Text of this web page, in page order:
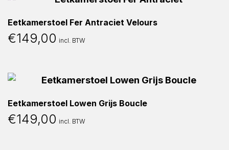
Eetkamerstoel Fer Antraciet Velours
€149,00 incl. BTW
Eetkamerstoel Lowen Grijs Boucle
€149,00 incl. BTW